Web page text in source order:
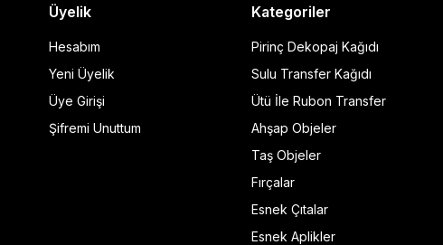
Üyelik
Hesabım
Yeni Üyelik
Üye Girişi
Şifremi Unuttum
Kategoriler
Pirinç Dekopaj Kağıdı
Sulu Transfer Kağıdı
Ütü İle Rubon Transfer
Ahşap Objeler
Taş Objeler
Fırçalar
Esnek Çıtalar
Esnek Aplikler